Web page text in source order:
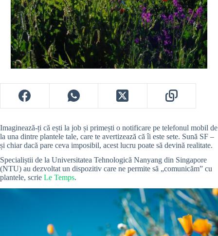
Imaginează-ți că ești la job și primești o notificare pe telefonul mobil de
la una dintre plantele tale, care te avertizează că îi este sete. Sună SF –
și chiar dacă pare ceva imposibil, acest lucru poate să devină realitate.
Specialiștii de la Universitatea Tehnologică Nanyang din Singapore
(NTU) au dezvoltat un dispozitiv care ne permite să „comunicăm” cu
plantele, scrie Le Temps.